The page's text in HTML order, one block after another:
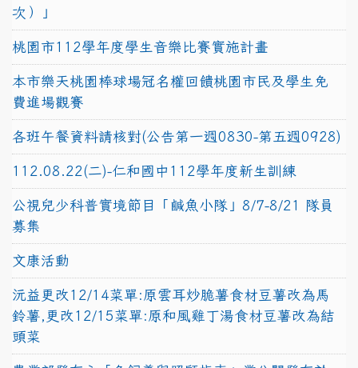
次）」
桃園市112學年度學生音樂比賽實施計畫
本市樂天桃園棒球場冠名權回饋桃園市民及學生免
費進場觀賽
各班午餐資料請核對(公告第一週0830-第五週0928)
112.08.22(二)-仁和國中112學年度新生訓練
公視兒少科普實境節目「鹹魚小隊」8/7-8/21 隊員
募集
文康活動
沅益更改12/14菜單:原雲耳炒脆薯食材豆薯改為馬
鈴薯,更改12/15菜單:原和風雞丁湯食材豆薯改為結
頭菜